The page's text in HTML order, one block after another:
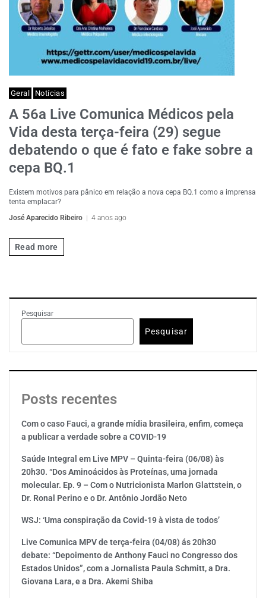
Geral Notícias
A 56a Live Comunica Médicos pela
Vida desta terça-feira (29) segue
debatendo o que é fato e fake sobre a
cepa BQ.1
Existem motivos para pânico em relação a nova cepa BQ.1 como a imprensa
tenta emplacar?
José Aparecido Ribeiro
4 anos ago
Read more
Pesquisar
Pesquisar
Posts recentes
Com o caso Fauci, a grande mídia brasileira, enfim, começa
a publicar a verdade sobre a COVID-19
Saúde Integral em Live MPV – Quinta-feira (06/08) às
20h30. “Dos Aminoácidos às Proteínas, uma jornada
molecular. Ep. 9 – Com o Nutricionista Marlon Glattstein, o
Dr. Ronal Perino e o Dr. Antônio Jordão Neto
WSJ: ‘Uma conspiração da Covid-19 à vista de todos’
Live Comunica MPV de terça-feira (04/08) ás 20h30
debate: “Depoimento de Anthony Fauci no Congresso dos
Estados Unidos”, com a Jornalista Paula Schmitt, a Dra.
Giovana Lara, e a Dra. Akemi Shiba